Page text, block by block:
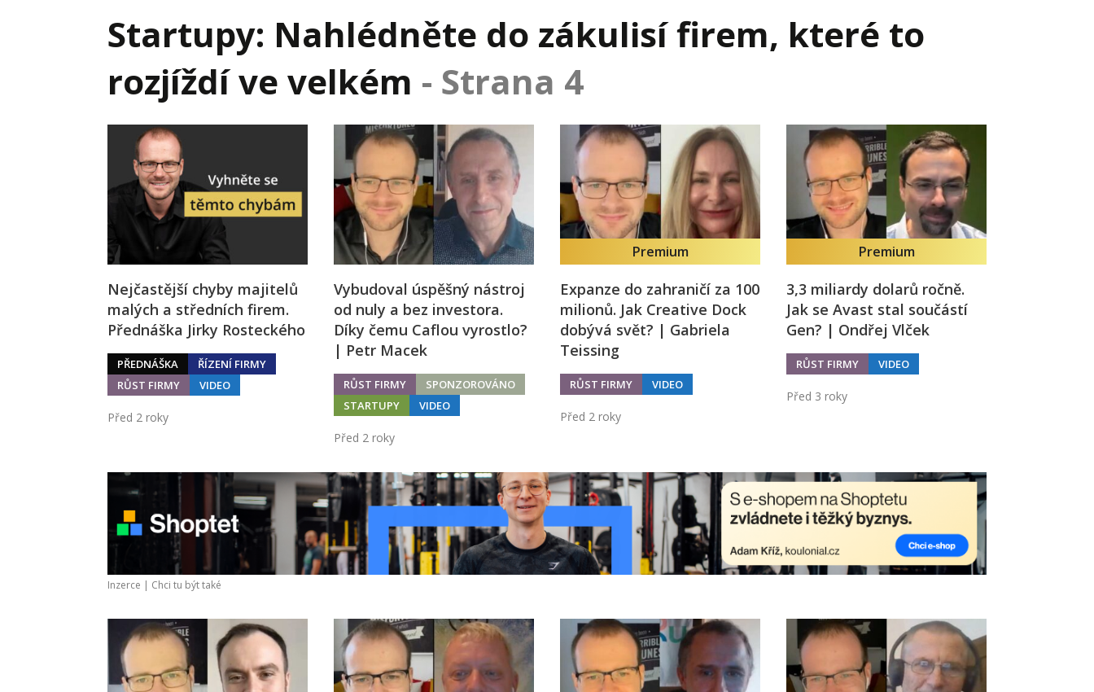
Interim management
Konkurenceschopnost firmy
Management firmy
Projektové řízení
Předání firmy nástupci
Řízení firmy
Vzdělávání manažerů
Zaměstnanecké akcie
Startupy: Nahlédněte do zákulisí firem, které to
rozjíždí ve velkém - Strana 4
Nejčastější chyby majitelů
malých a středních firem.
Přednáška Jirky Rosteckého
PŘEDNÁŠKA
ŘÍZENÍ FIRMY
RŮST FIRMY
VIDEO
Před 2 roky
Vybudoval úspěšný nástroj
od nuly a bez investora.
Díky čemu Caflou vyrostlo?
| Petr Macek
RŮST FIRMY
SPONZOROVÁNO
STARTUPY
VIDEO
Před 2 roky
Premium
Expanze do zahraničí za 100
milionů. Jak Creative Dock
dobývá svět? | Gabriela
Teissing
RŮST FIRMY VIDEO
Před 2 roky
Premium
3,3 miliardy dolarů ročně.
Jak se Avast stal součástí
Gen? | Ondřej Vlček
RŮST FIRMY VIDEO
Před 3 roky
Inzerce | Chci tu být také